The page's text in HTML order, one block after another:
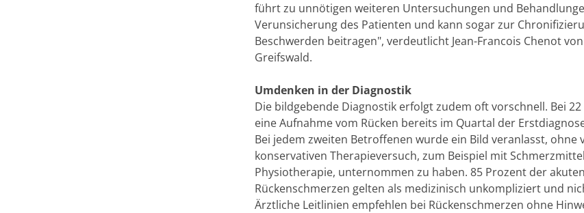
führt zu unnötigen weiteren Untersuchungen und
Verunsicherung des Patienten und kann sogar zur
Beschwerden beitragen", verdeutlicht Jean-Francois Chenot
Greifswald.
Umdenken in der Diagnostik
Die bildgebende Diagnostik erfolgt zudem oft vorschnell. Bei
eine Aufnahme vom Rücken bereits im Quartal der
Bei jedem zweiten Betroffenen wurde ein Bild veranlasst, ohne
konservativen Therapieversuch, zum Beispiel mit
Physiotherapie, unternommen zu haben. 85 Prozent der akuten
Rückenschmerzen gelten als medizinisch unkompliziert und
Ärztliche Leitlinien empfehlen bei Rückenschmerzen ohne